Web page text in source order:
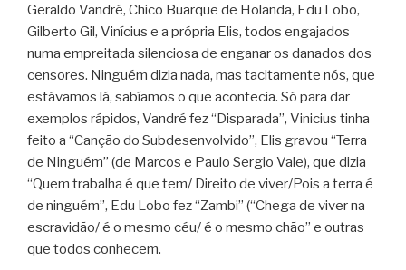
Geraldo Vandré, Chico Buarque de Holanda, Edu Lobo,
Gilberto Gil, Vinícius e a própria Elis, todos engajados
numa empreitada silenciosa de enganar os danados dos
censores. Ninguém dizia nada, mas tacitamente nós, que
estávamos lá, sabíamos o que acontecia. Só para dar
exemplos rápidos, Vandré fez “Disparada”, Vinicius tinha
feito a “Canção do Subdesenvolvido”, Elis gravou “Terra
de Ninguém” (de Marcos e Paulo Sergio Vale), que dizia
“Quem trabalha é que tem/ Direito de viver/Pois a terra é
de ninguém”, Edu Lobo fez “Zambi” (“Chega de viver na
escravidão/ é o mesmo céu/ é o mesmo chão” e outras
que todos conhecem.